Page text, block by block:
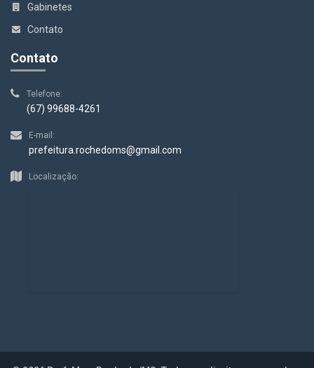
Gabinetes
Contato
Contato
Telefone:
(67) 99688-4261
E-mail:
prefeitura.rochedoms@gmail.com
Localização: